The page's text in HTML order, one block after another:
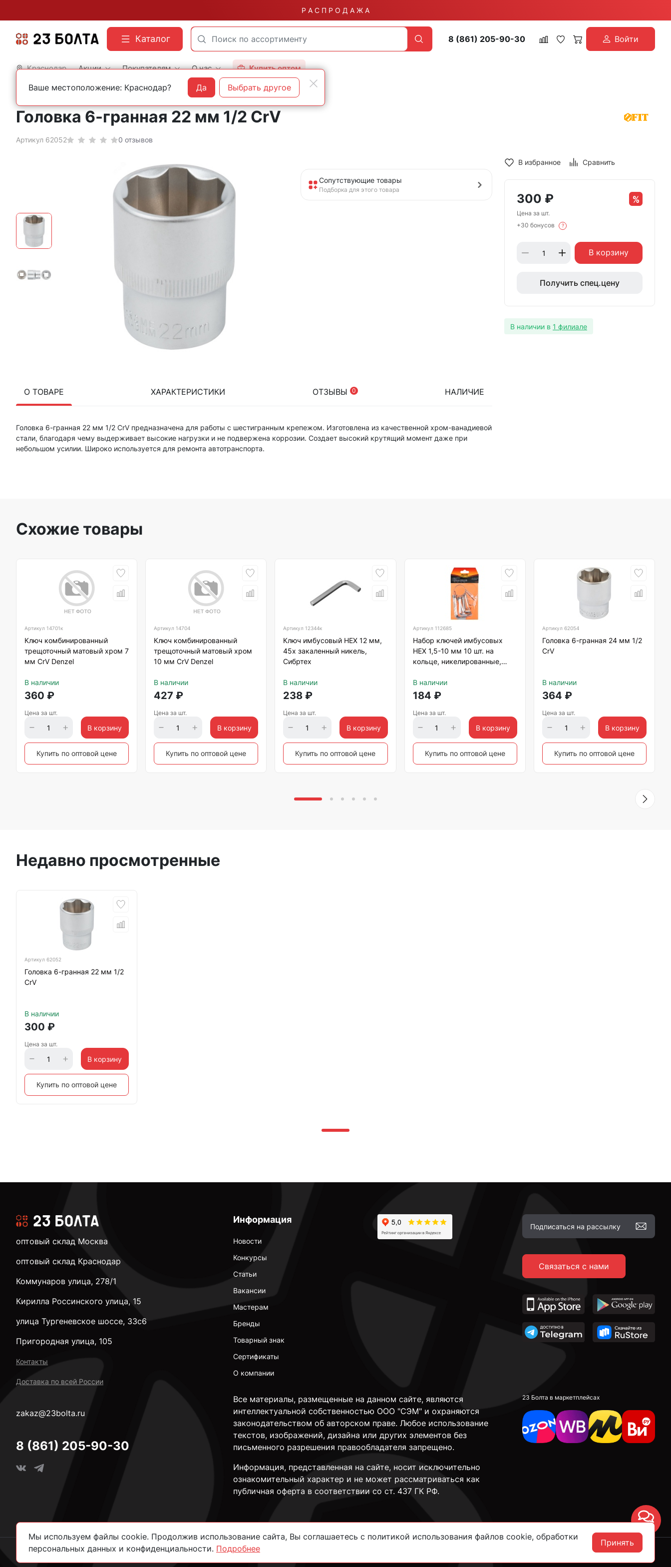
Р А С П Р О Д А Ж А
Каталог 8 (861) 205-90-30 Войти
Краснодар Акции Покупателям О нас Купить оптом
Главная Строительный инструмент Наборы ключей и головок
Головка 6-гранная 22 мм 1/2 CrV
Артикул 62052 0 отзывов
Сопутствующие товары
Подборка для этого товара
О ТОВАРЕ ХАРАКТЕРИСТИКИ ОТЗЫВЫ 0 НАЛИЧИЕ
Головка 6-гранная 22 мм 1/2 CrV предназначена для работы с шестигранным крепежом. Изготовлена из качественной хром-ванадиевой
стали, благодаря чему выдерживает высокие нагрузки и не подвержена коррозии. Создает высокий крутящий момент даже при
небольшом усилии. Широко используется для ремонта автотранспорта.
В избранное Сравнить
300 ₽
Цена за шт.
+30 бонусов
?
В корзину
Получить спец.цену
В наличии в 1 филиале
Схожие товары
Артикул 14701к
Ключ комбинированный
трещоточный матовый хром 7
мм CrV Denzel
В наличии
360 ₽
Цена за шт.
В корзину
Купить по оптовой цене
Артикул14704
Ключ комбинированный
трещоточный матовый хром
10 мм CrV Denzel
В наличии
427 ₽
Цена за шт.
В корзину
Купить по оптовой цене
Артикул12344к
Ключ имбусовый HEX 12 мм,
45х закаленный никель,
Сибртех
В наличии
238 ₽
Цена за шт.
В корзину
Купить по оптовой цене
Артикул 112685
Набор ключей имбусовых
HEX 1,5-10 мм 10 шт. на
кольце, никелированные,
В наличии
184 ₽
Цена за шт.
В корзину
Купить по оптовой цене
Артикул 62054
Головка 6-гранная 24 мм 1/2
CrV
В наличии
364 ₽
Цена за шт.
В корзину
Купить по оптовой цене
Недавно просмотренные
Артикул 62052
Головка 6-гранная 22 мм 1/2
CrV
В наличии
300 ₽
Цена за шт.
В корзину
Купить по оптовой цене
Информация
Новости
Конкурсы
Статьи
Вакансии
Мастерам
Бренды
Товарный знак
Сертификаты
О компании
Связаться с нами
Все материалы, размещенные на данном сайте, являются
интеллектуальной собственностью ООО "СЭМ" и охраняются
законодательством об авторском праве. Любое использование
текстов, изображений, дизайна или других элементов без
письменного разрешения правообладателя запрещено.
Информация, представленная на сайте, носит исключительно
ознакомительный характер и не может рассматриваться как
публичная оферта в соответствии со ст. 437 ГК РФ.
23 Болта в маркетплейсах
оптовый склад Москва
оптовый склад Краснодар
Коммунаров улица, 278/1
Кирилла Россинского улица, 15
улица Тургеневское шоссе, 33с6
Пригородная улица, 105
Контакты
Доставка по всей России
zakaz@23bolta.ru
8 (861) 205-90-30
Мы используем файлы cookie. Продолжив использование сайта, Вы соглашаетесь с политикой использования файлов cookie, обработки
персональных данных и конфиденциальности. Подробнее
Принять
Ваше местоположение: Краснодар? Да Выбрать другое